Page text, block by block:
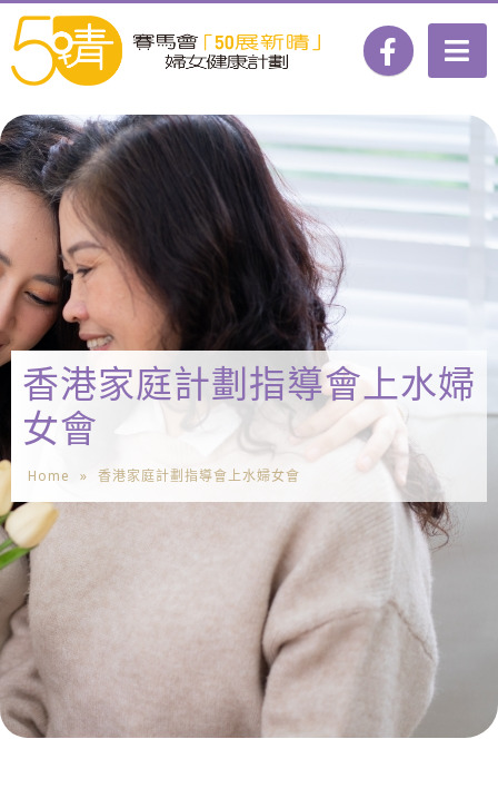
香港家庭計劃指導會上水婦
女會
Home » 香港家庭計劃指導會上水婦女會